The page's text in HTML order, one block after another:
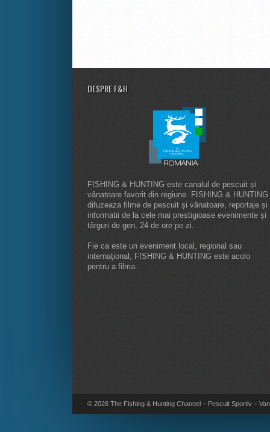
DESPRE F&H
FISHING & HUNTING este canalul de pescuit și
vânatoare favorit din regiune. FISHING & HUNTING
difuzeaza filme de pescuit și vânatoare, reportaje și
informatii de la cele mai prestigioase evenimente și
târguri de gen, 24 de ore pe zi.
Fie ca este un eveniment local, regional sau
internaţional, FISHING & HUNTING este acolo
pentru a filma.
© 2026 The Fishing & Hunting Channel – Pescuit Sportiv –